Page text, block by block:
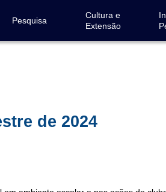
Pesquisa
Cultura e
Extensão
de 2024